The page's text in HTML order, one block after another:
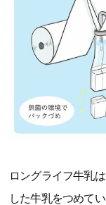
ロングライフ牛乳
した牛乳をつめて